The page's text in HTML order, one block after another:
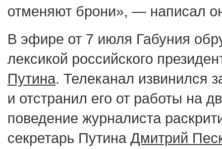
отменяют брони», — написал
В эфире от 7 июля Габуния
лексикой российского
Путина. Телеканал извинился
и отстранил его от работы на
поведение журналиста
секретарь Путина Дмитрий